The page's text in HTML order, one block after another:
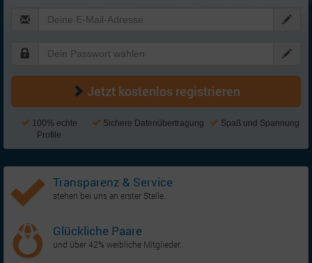
Jetzt kostenlos registrieren
100% echte
Profile
Sichere Datenübertragung Spaß und Spannung
Transparenz & Service
stehen bei uns an erster Stelle.
Glückliche Paare
und über 42% weibliche Mitglieder.